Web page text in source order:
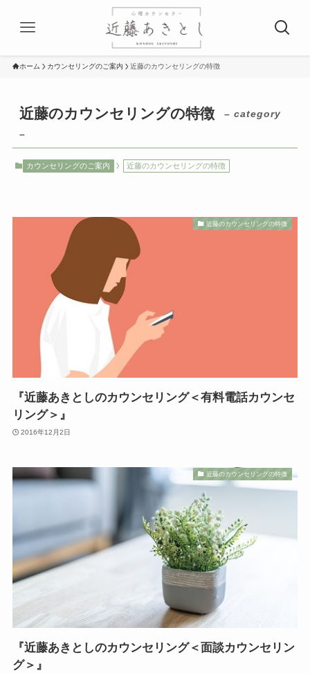
ホーム カウンセリングのご案内 近藤のカウンセリングの特徴
近藤のカウンセリングの特徴
– category
–
カウンセリングのご案内 近藤のカウンセリングの特徴
近藤のカウンセリングの特徴
『近藤あきとしのカウンセリング＜有料電話カウンセ
リング＞』
2016年12月2日
近藤のカウンセリングの特徴
『近藤あきとしのカウンセリング＜面談カウンセリン
グ＞』